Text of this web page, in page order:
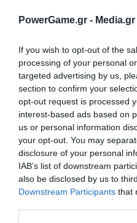
PowerGame.gr - Media.gr
If you wish to opt-out of the
processing of your personal
targeted advertising by us,
section to confirm your
opt-out request is processed
interest-based ads based on
us or personal information
your opt-out. You may
disclosure of your personal
IAB’s list of downstream
also be disclosed by us to
Downstream Participants that
κεφαλαιουχικών
υφιστάμενου δανεισμού.